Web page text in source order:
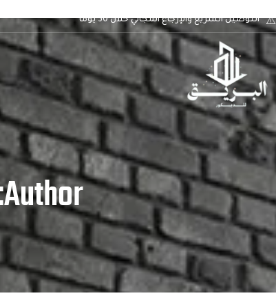
التوصيل السريع والإرجاع المجاني خلال 30 يوماً
Author: